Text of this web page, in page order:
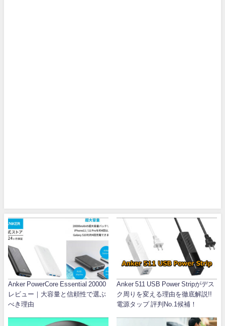
Anker PowerCore Essential 20000
レビュー｜大容量と信頼性で選ぶ
べき理由
Anker 511 USB Power Stripがデス
ク周りを変える理由を徹底解説!!
電源タップ 評判No.1候補！